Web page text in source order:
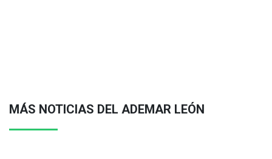
MÁS NOTICIAS DEL ADEMAR LEÓN